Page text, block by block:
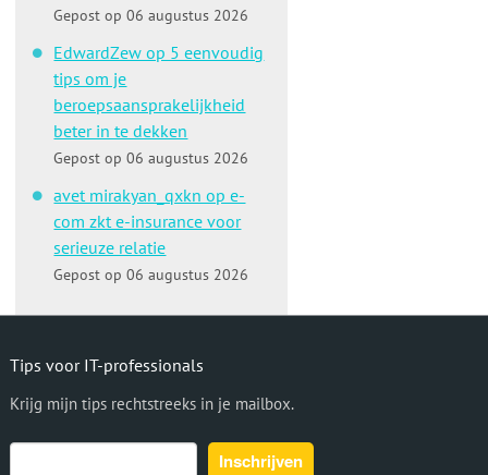
Gepost op 06 augustus 2026
EdwardZew op 5 eenvoudig
tips om je
beroepsaansprakelijkheid
beter in te dekken
Gepost op 06 augustus 2026
avet mirakyan_qxkn op e-
com zkt e-insurance voor
serieuze relatie
Gepost op 06 augustus 2026
Tips voor IT-professionals
Krijg mijn tips rechtstreeks in je mailbox.